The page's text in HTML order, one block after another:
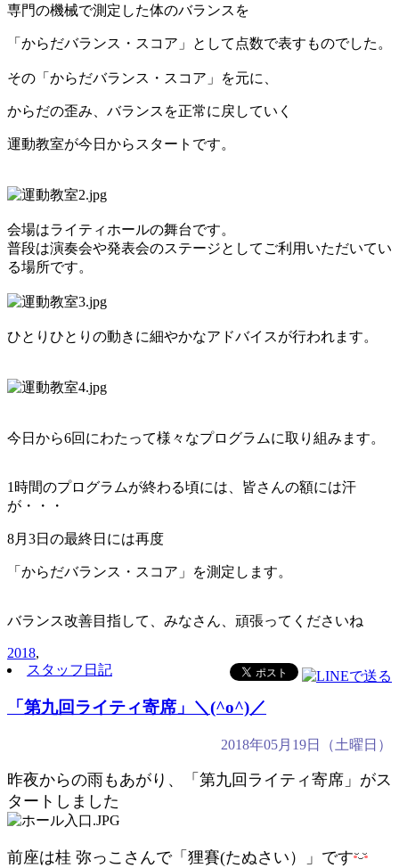
専門の機械で測定した体のバランスを
「からだバランス・スコア」として点数で表すものでした。
その「からだバランス・スコア」を元に、
からだの歪み、バランスを正常に戻していく
運動教室が今日からスタートです。
会場はライティホールの舞台です。
普段は演奏会や発表会のステージとしてご利用いただいてい
る場所です。
ひとりひとりの動きに細やかなアドバイスが行われます。
今日から6回にわたって様々なプログラムに取り組みます。
1時間のプログラムが終わる頃には、皆さんの額には汗
が・・・
8月3日の最終日には再度
「からだバランス・スコア」を測定します。
バランス改善目指して、みなさん、頑張ってくださいね
2018,
スタッフ日記
「第九回ライティ寄席」＼(^o^)／
2018年05月19日（土曜日）
昨夜からの雨もあがり、「第九回ライティ寄席」がス
タートしました
前座は桂 弥っこさんで「狸賽(たぬさい）」です